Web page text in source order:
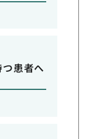
患者へ